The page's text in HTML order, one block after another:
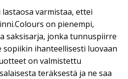
varmistaa, ettei
on pienempi,
saksisarja, jonka tunnuspiirre
sopiikin ihanteellisesti luovaan
on valmistettu
teräksestä ja ne saa